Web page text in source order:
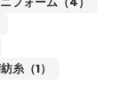
糸（1）